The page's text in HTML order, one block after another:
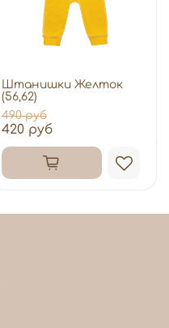
Штанишки Желток
(56,62)
490 руб
420 руб